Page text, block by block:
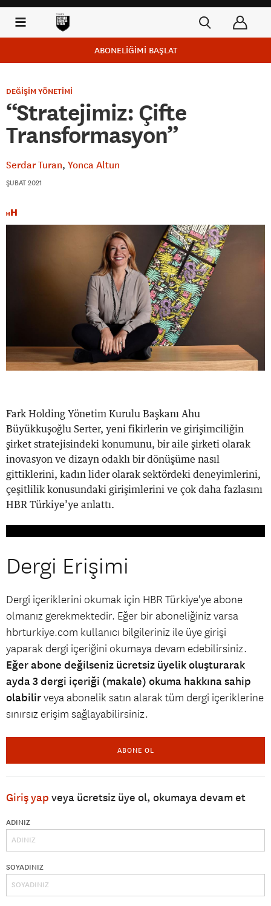
ABONELİĞİMİ BAŞLAT
DEĞİŞİM YÖNETİMİ
“Stratejimiz: Çifte
Transformasyon”
Serdar Turan Yonca Altun
ŞUBAT 2021
Fark Holding Yönetim Kurulu Başkanı Ahu
Büyükkuşoğlu Serter, yeni fikirlerin ve girişimciliğin
şirket stratejisindeki konumunu, bir aile şirketi olarak
inovasyon ve dizayn odaklı bir dönüşüme nasıl
gittiklerini, kadın lider olarak sektördeki deneyimlerini,
çeşitlilik konusundaki girişimlerini ve çok daha fazlasını
HBR Türkiye’ye anlattı.
Dergi Erişimi
Dergi içeriklerini okumak için HBR Türkiye'ye abone
olmanız gerekmektedir. Eğer bir aboneliğiniz varsa
hbrturkiye.com kullanıcı bilgileriniz ile üye girişi
yaparak dergi içeriğini okumaya devam edebilirsiniz.
Eğer abone değilseniz ücretsiz üyelik oluşturarak
ayda 3 dergi içeriği (makale) okuma hakkına sahip
olabilirveya abonelik satın alarak tüm dergi içeriklerine
sınırsız erişim sağlayabilirsiniz.
ABONE OL
Giriş yap veya ücretsiz üye ol, okumaya devam et
ADINIZ
SOYADINIZ